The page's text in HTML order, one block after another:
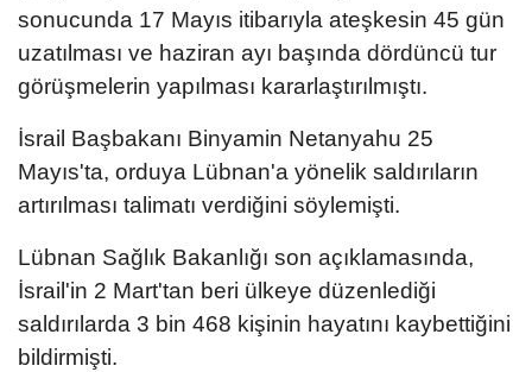
sonucunda 17 Mayıs itibarıyla ateşkesin 45 gün
uzatılması ve haziran ayı başında dördüncü tur
görüşmelerin yapılması kararlaştırılmıştı.
İsrail Başbakanı Binyamin Netanyahu 25
Mayıs'ta, orduya Lübnan'a yönelik saldırıların
artırılması talimatı verdiğini söylemişti.
Lübnan Sağlık Bakanlığı son açıklamasında,
İsrail'in 2 Mart'tan beri ülkeye düzenlediği
saldırılarda 3 bin 468 kişinin hayatını kaybettiğini
bildirmişti.